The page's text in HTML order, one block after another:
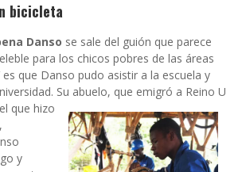
bicicleta
Danso se sale del guión que parece
para los chicos pobres de las áreas
es que Danso pudo asistir a la escuela y
Su abuelo, que emigró a Reino U
que hizo
y